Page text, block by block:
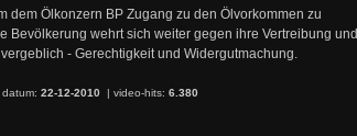
dem Ölkonzern BP Zugang zu den Ölvorkommen zu
Bevölkerung wehrt sich weiter gegen ihre Vertreibung und
- Gerechtigkeit und Widergutmachung.
datum: 22-12-2010 | video-hits: 6.380